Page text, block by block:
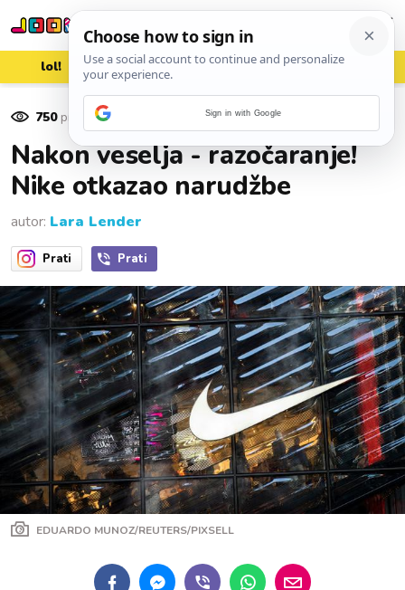
lol! aww vrh! woot?!
750pregleda
Nakon veselja - razočaranje!
Nike otkazao narudžbe
autor: Lara Lender
Prati Prati
EDUARDO MUNOZ/REUTERS/PIXSELL
Sign in with Google